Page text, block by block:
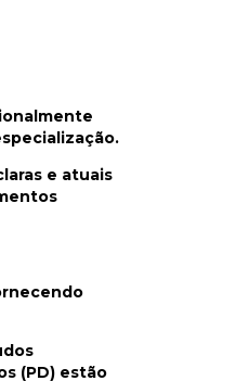
e atuais
(PD) estão